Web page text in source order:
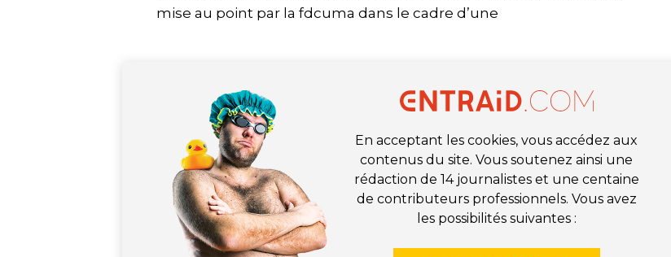
mise au point par la fdcuma dans le cadre d’une
En acceptant les cookies, vous accédez aux
contenus du site. Vous soutenez ainsi une
rédaction de 14 journalistes et une centaine
de contributeurs professionnels. Vous avez
les possibilités suivantes :